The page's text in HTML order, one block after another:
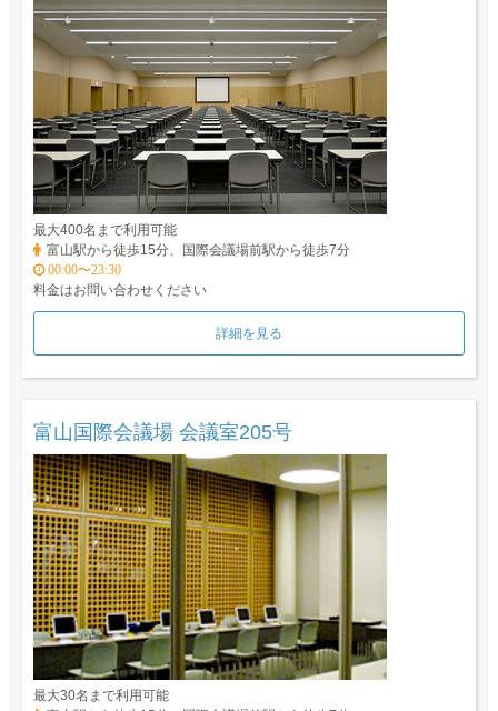
最大400名まで利用可能
富山駅から徒歩15分、国際会議場前駅から徒歩7分
00:00〜23:30
料金はお問い合わせください
詳細を見る
富山国際会議場 会議室205号
最大30名まで利用可能